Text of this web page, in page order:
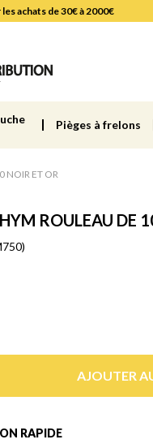
achats de 30€ à 2000€
Pièges à frelons
NOIR ET OR
ROULEAU DE
AJOUTER
RAPIDE